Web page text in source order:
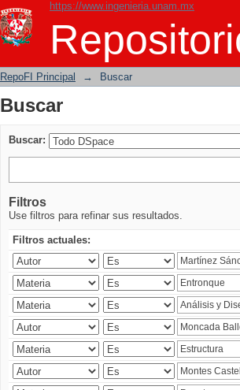
https://www.ingenieria.unam.mx
Buscar
RepoFI Principal → Buscar
Buscar
Buscar:
Filtros
Use filtros para refinar sus resultados.
Filtros actuales: